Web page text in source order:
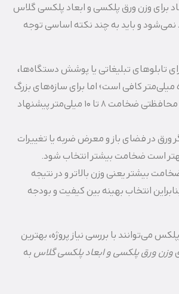
برای وزن ورق پلکسی و ابعاد پلکسی گلاس
نمی‌شود و باید به چند نکته اساسی توجه
تابلوهای تبلیغاتی یا پوشش دستگاه‌ها،
ضخامت 3 تا 5 میلی‌متر کافی است؛ اما برای سازه‌های بزرگ
یا پوشش‌های محافظتی ضخامت 8 تا 10 میلی‌متر پیشنهاد
ورق در فضای باز و معرض ضربه یا تغییرات
بهتر است ضخامت بیشتر انتخاب شود.
بیشتر یعنی وزن بالاتر و در نتیجه
انتخاب بهینه بین کیفیت و بودجه
می‌توانند با بررسی نیاز پروژه، بهترین
وزن ورق پلکسی و ابعاد پلکسی گلاس به